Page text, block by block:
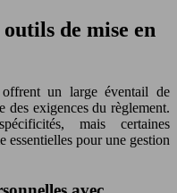
de mise en
un large éventail de
des exigences du règlement.
mais certaines
essentielles pour une gestion